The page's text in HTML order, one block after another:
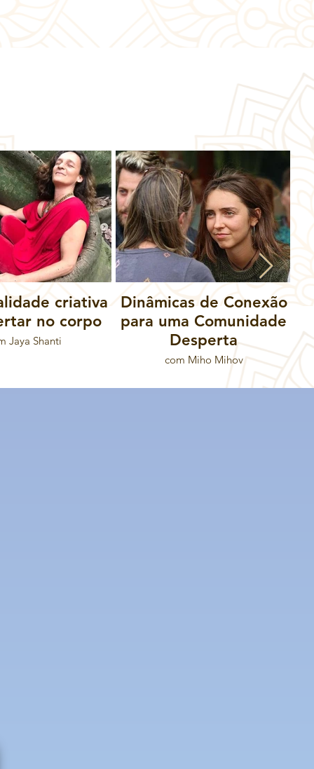
criativa
no corpo
Jaya Shanti
Dinâmicas de Conexão
para uma Comunidade
Desperta
com Miho Mihov